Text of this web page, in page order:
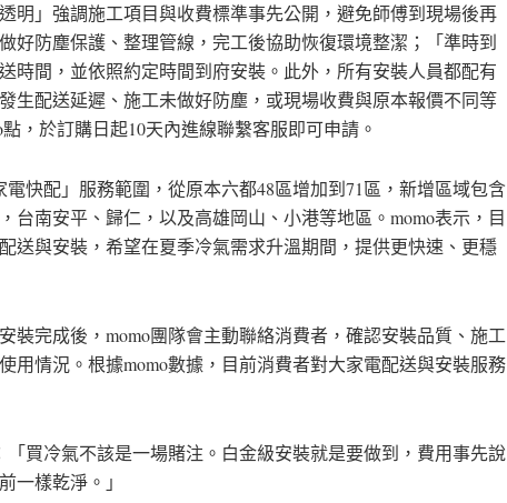
明」強調施工項目與收費標準事先公開，避免師傅到現場後再
好防塵保護、整理管線，完工後協助恢復環境整潔；「準時到
時間，並依照約定時間到府安裝。此外，所有安裝人員都配有
生配送延遲、施工未做好防塵，或現場收費與原本報價不同等
，於訂購日起10天內進線聯繫客服即可申請。
快配」服務範圍，從原本六都48區增加到71區，新增區域包含
台南安平、歸仁，以及高雄岡山、小港等地區。momo表示，目
送與安裝，希望在夏季冷氣需求升溫期間，提供更快速、更穩
裝完成後，momo團隊會主動聯絡消費者，確認安裝品質、施工
用情況。根據momo數據，目前消費者對大家電配送與安裝服務
買冷氣不該是一場賭注。白金級安裝就是要做到，費用事先說
一樣乾淨。」